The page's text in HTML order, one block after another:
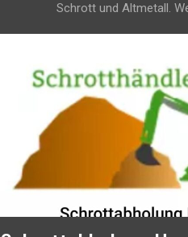
Schrott und Altmetall.